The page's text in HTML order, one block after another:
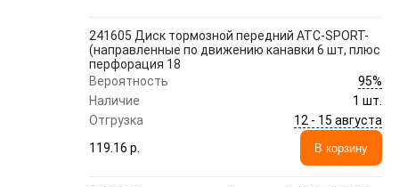
241605 Диск тормозной передний АТС-SPORT-
(направленные по движению канавки 6 шт, плюс
перфорация 18
Вероятность
95%
Наличие
1 шт.
Отгрузка
12 - 15 августа
119.16 p.
В корзину